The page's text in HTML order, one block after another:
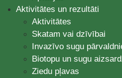
Aktivitātes un rezultāti
Aktivitātes
Skatam vai dzīvībai
Invazīvo sugu
Biotopu un sugu
Ziedu pļavas